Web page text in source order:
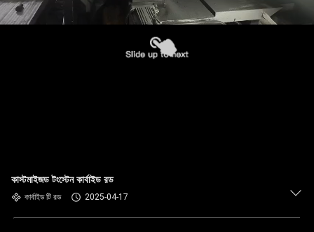
কাস্টমাইজড টংস্টেন কার্বাইড রড
কার্বাইড টি রড 2025-04-17